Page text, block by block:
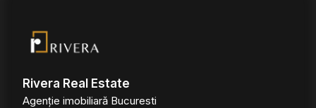
Rivera Real Estate
Agenție imobiliară Bucuresti